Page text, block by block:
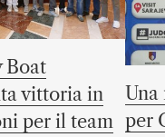
Boat
vittoria in
per il team
Una
per